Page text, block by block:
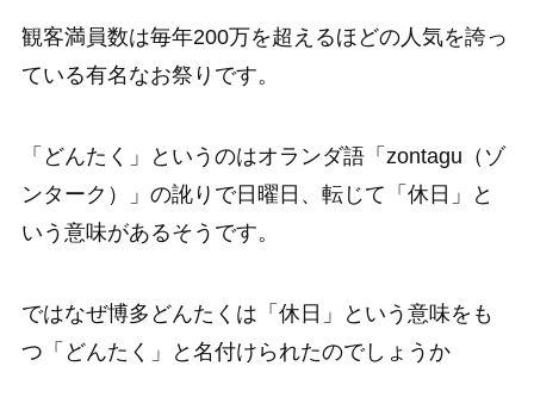
観客満員数は毎年200万を超えるほどの人気を誇っ
ている有名なお祭りです。
「どんたく」というのはオランダ語「zontagu（ゾ
ンターク）」の訛りで日曜日、転じて「休日」と
いう意味があるそうです。
ではなぜ博多どんたくは「休日」という意味をも
つ「どんたく」と名付けられたのでしょうか